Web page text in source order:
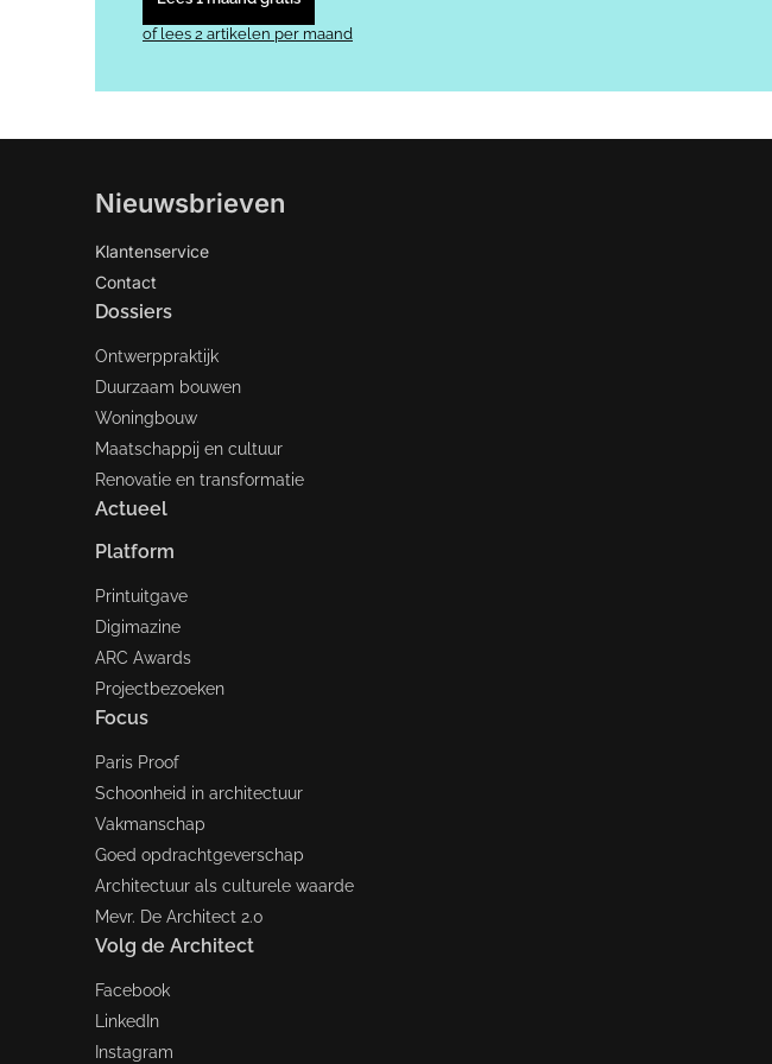
of lees 2 artikelen per maand
Nieuwsbrieven
Klantenservice
Contact
Dossiers
Ontwerppraktijk
Duurzaam bouwen
Woningbouw
Maatschappij en cultuur
Renovatie en transformatie
Actueel
Platform
Printuitgave
Digimazine
ARC Awards
Projectbezoeken
Focus
Paris Proof
Schoonheid in architectuur
Vakmanschap
Goed opdrachtgeverschap
Architectuur als culturele waarde
Mevr. De Architect 2.0
Volg de Architect
Facebook
LinkedIn
Instagram